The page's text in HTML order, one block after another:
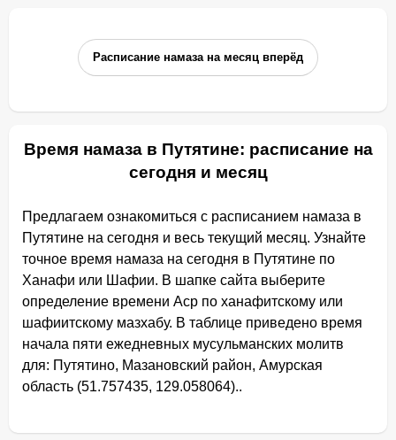
Расписание намаза на месяц вперёд
Время намаза в Путятине: расписание на
сегодня и месяц
Предлагаем ознакомиться с расписанием намаза в
Путятине на сегодня и весь текущий месяц. Узнайте
точное время намаза на сегодня в Путятине по
Ханафи или Шафии. В шапке сайта выберите
определение времени Аср по ханафитскому или
шафиитскому мазхабу. В таблице приведено время
начала пяти ежедневных мусульманских молитв
для: Путятино, Мазановский район, Амурская
область (51.757435, 129.058064)..